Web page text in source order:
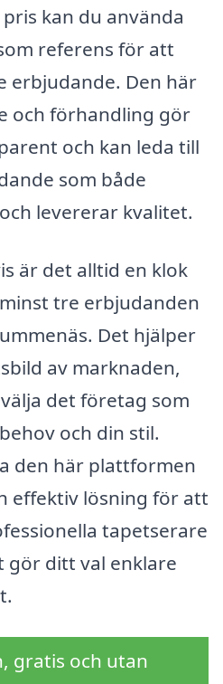
kan du använda
referens för att
erbjudande. Den här
och förhandling gör
och kan leda till
som både
levererar kvalitet.
är det alltid en klok
tre erbjudanden
Det hjälper
av marknaden,
det företag som
och din stil.
den här plattformen
effektiv lösning för att
tapetserare
gör ditt val enklare
gratis och utan